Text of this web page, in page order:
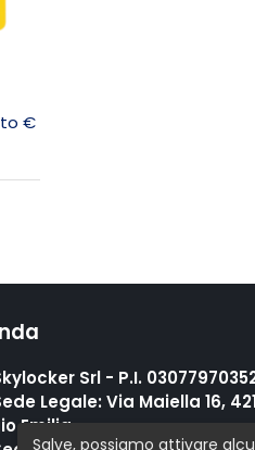
€
Srl - P.I.
Legale: Via Maiella 16,
Emilia
Salve, possiamo attivare